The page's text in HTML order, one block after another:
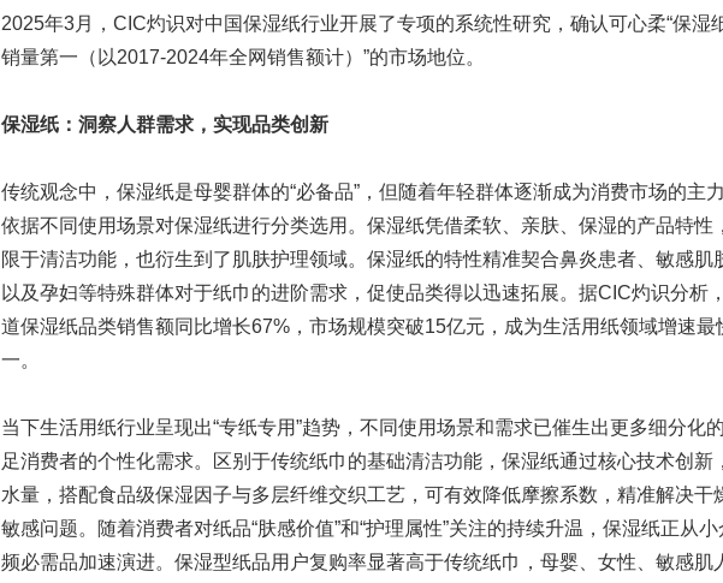
2025年3月，CIC灼识对中国保湿纸行业开展了专项的系统性研究，确认可心柔“保湿
销量第一（以2017-2024年全网销售额计）”的市场地位。
保湿纸：洞察人群需求，实现品类创新
传统观念中，保湿纸是母婴群体的“必备品”，但随着年轻群体逐渐成为消费市场的主
依据不同使用场景对保湿纸进行分类选用。保湿纸凭借柔软、亲肤、保湿的产品特性
限于清洁功能，也衍生到了肌肤护理领域。保湿纸的特性精准契合鼻炎患者、敏感肌
以及孕妇等特殊群体对于纸巾的进阶需求，促使品类得以迅速拓展。据CIC灼识分析
道保湿纸品类销售额同比增长67%，市场规模突破15亿元，成为生活用纸领域增速最
一。
当下生活用纸行业呈现出“专纸专用”趋势，不同使用场景和需求已催生出更多细分化
足消费者的个性化需求。区别于传统纸巾的基础清洁功能，保湿纸通过核心技术创新
水量，搭配食品级保湿因子与多层纤维交织工艺，可有效降低摩擦系数，精准解决干
敏感问题。随着消费者对纸品“肤感价值”和“护理属性”关注的持续升温，保湿纸正从
频必需品加速演进。保湿型纸品用户复购率显著高于传统纸巾，母婴、女性、敏感肌